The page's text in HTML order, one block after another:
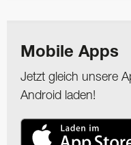
Mobile Apps
Jetzt gleich unsere
Android laden!